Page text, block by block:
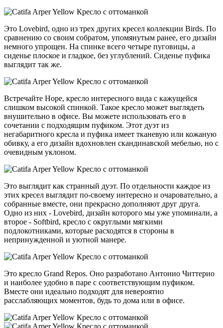
Это Lovebird, одно из трех других кресел коллекции Birds. По
сравнению со своим собратом, упомянутым ранее, его дизайн
немного упрощен. На спинке всего четыре пуговицы, а
сиденье плоское и гладкое, без углублений. Сиденье пуфика
выглядит так же.
Встречайте Hope, кресло интересного вида с кажущейся
слишком высокой спинкой. Такое кресло может выглядеть
внушительно в офисе. Вы можете использовать его в
сочетании с подходящим пуфиком. Этот дуэт из
негабаритного кресла и пуфика имеет тканевую или кожаную
обивку, а его дизайн вдохновлен скандинавской мебелью, но с
очевидным уклоном.
Это выглядит как странный дуэт. По отдельности каждое из
этих кресел выглядит по-своему интересно и очаровательно, а
собранные вместе, они прекрасно дополняют друг друга.
Одно из них - Lovebird, дизайн которого мы уже упоминали, а
второе - Softbird, кресло с округлыми мягкими
подлокотниками, которые расходятся в стороны в
непринужденной и уютной манере.
Это кресло Grand Repos. Оно разработано Антонио Читтерио
и наиболее удобно в паре с соответствующим пуфиком.
Вместе они идеально подходят для невероятно
расслабляющих моментов, будь то дома или в офисе.